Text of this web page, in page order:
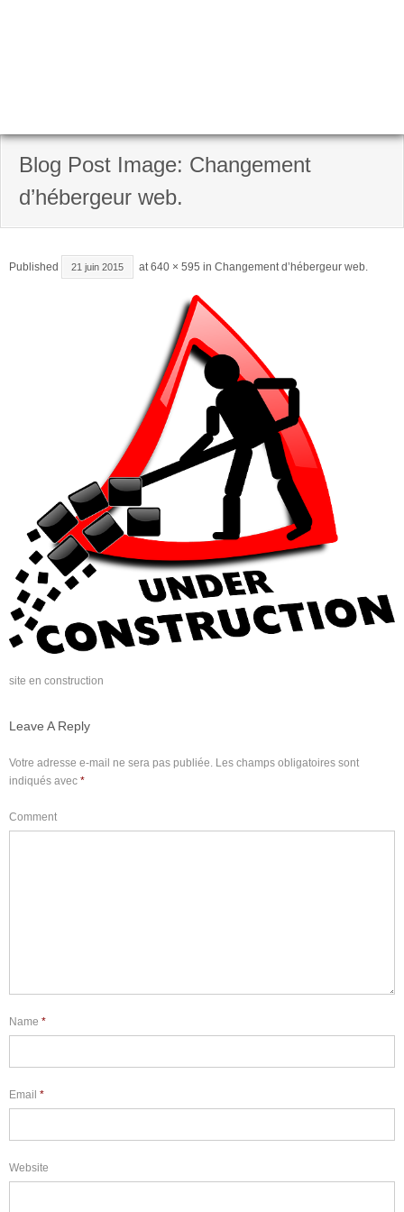
Blog Post Image: Changement
d’hébergeur web.
Published 21 juin 2015 at640 × 595 in Changement d’hébergeur web.
site en construction
Leave A Reply
Votre adresse e-mail ne sera pas publiée. Les champs obligatoires sont
indiqués avec *
Comment
Name *
Email *
Website